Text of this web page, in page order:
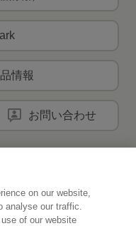
情報
お問い合わせ
ント
on our website,
analyse our traffic.
of our website